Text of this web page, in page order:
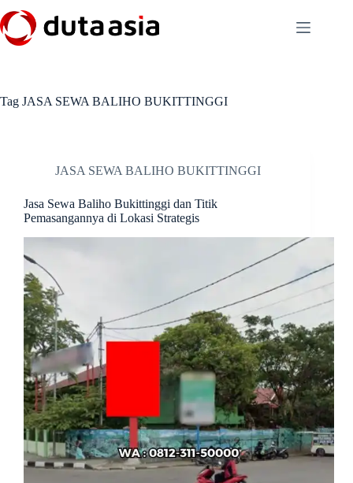
to
content
Tag JASA SEWA BALIHO BUKITTINGGI
JASA SEWA BALIHO BUKITTINGGI
Jasa Sewa Baliho Bukittinggi dan Titik
Pemasangannya di Lokasi Strategis